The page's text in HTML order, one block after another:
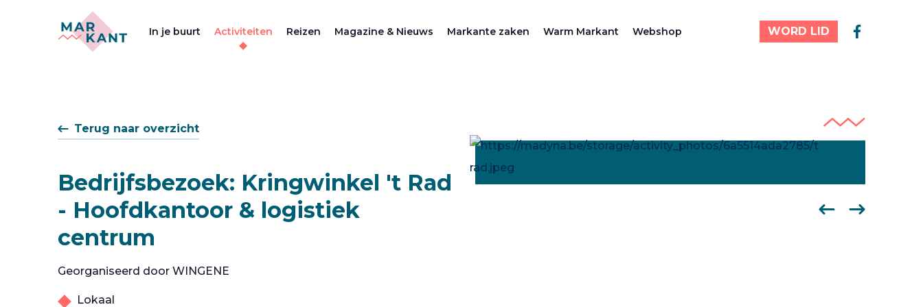
In je buurt Activiteiten Reizen Magazine & Nieuws Markante zaken Warm Markant Webshop WORD LID
Terug naar overzicht
Bedrijfsbezoek: Kringwinkel 't Rad
- Hoofdkantoor & logistiek
centrum
Georganiseerd door WINGENE
Lokaal